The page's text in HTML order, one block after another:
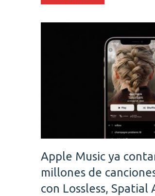
Apple Music ya
millones de
con Lossless, Spatial